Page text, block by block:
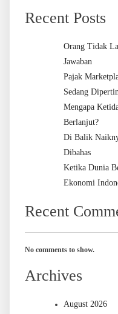
Recent Posts
Orang Tidak
Jawaban
Pajak
Sedang
Mengapa
Berlanjut?
Di Balik
Dibahas
Ketika Dunia
Ekonomi
Recent
No comments to show.
Archives
August 2026